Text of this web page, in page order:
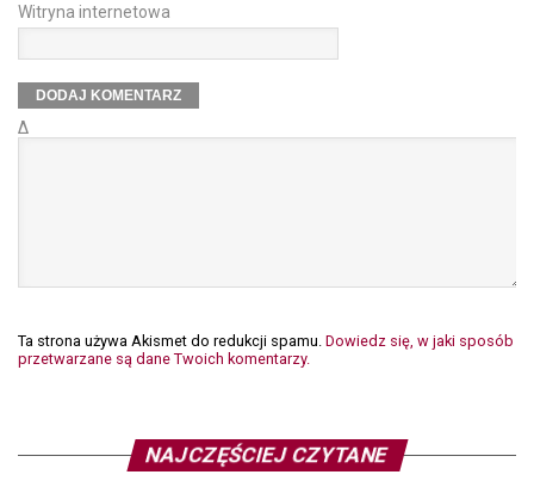
Witryna internetowa
Δ
Ta strona używa Akismet do redukcji spamu. Dowiedz się, w jaki sposób
przetwarzane są dane Twoich komentarzy.
NAJCZĘŚCIEJ CZYTANE